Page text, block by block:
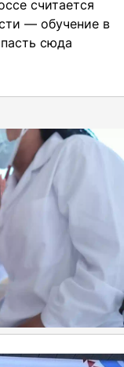
считается
— обучение в
сюда